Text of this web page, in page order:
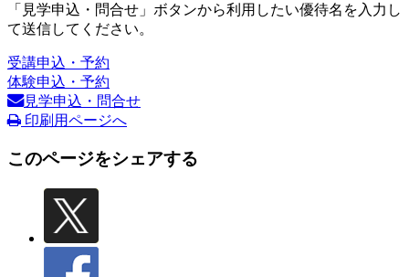
「見学申込・問合せ」ボタンから利用したい優待名を入力し
て送信してください。
受講申込・予約
体験申込・予約
見学申込・問合せ
印刷用ページへ
このページをシェアする